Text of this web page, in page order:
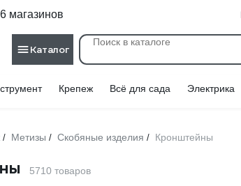
магазинов
Каталог
Крепеж Всё для сада Электрика
/ Метизы / Скобяные изделия / Кронштейны
5710 товаров